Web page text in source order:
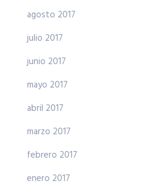
agosto 2017
julio 2017
junio 2017
mayo 2017
abril 2017
marzo 2017
febrero 2017
enero 2017